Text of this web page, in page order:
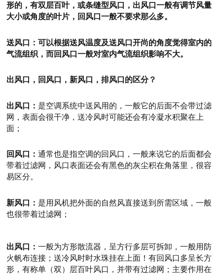
形的，有双层百叶，或条缝型风口，出风口一般有调节风量
大小或角度的叶片，回风口一般不要求那么多。
送风口：可以根据送风温度及送风口开尚的角度觉得室内的
气流组织，而回风口一般对室内气流组织影响不大。
出风口，回风口，新风口，排风口的区分？
出风口： 是空调系统中送风用的，一般它的后面不会带过滤
网，表面会很干净，送冷风时可能还会有冷凝水积聚在上
面；
回风口：通常也是指空调的回风口，一般来说它的后面都会
带着过滤网，风口表面还会有黑色的灰尘积在角落里，很容
易区分。
新风口： 是用风机把外面的自然风直接送到所需区域，一般
也很带着过滤网；
出风口：一般为方形散流器，呈方行多层可拆卸，一般用防
火帆布连接；送冷风时时水珠挂在上面！有回风口多呈长方
形，有称单（双）层百叶风口，并带有过滤网；主要作用在